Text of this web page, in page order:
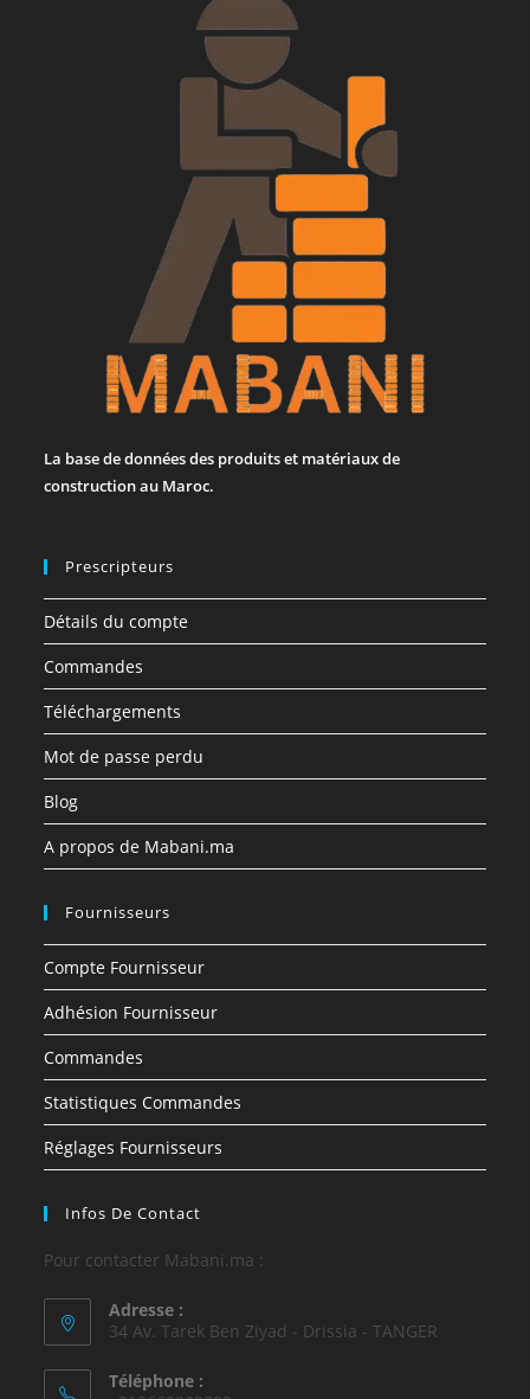
La base de données des produits et matériaux de
construction au Maroc.
Prescripteurs
Détails du compte
Commandes
Téléchargements
Mot de passe perdu
Blog
A propos de Mabani.ma
Fournisseurs
Compte Fournisseur
Adhésion Fournisseur
Commandes
Statistiques Commandes
Réglages Fournisseurs
Infos De Contact
Pour contacter Mabani.ma :
Adresse :
34 Av. Tarek Ben Ziyad - Drissia - TANGER
Téléphone :